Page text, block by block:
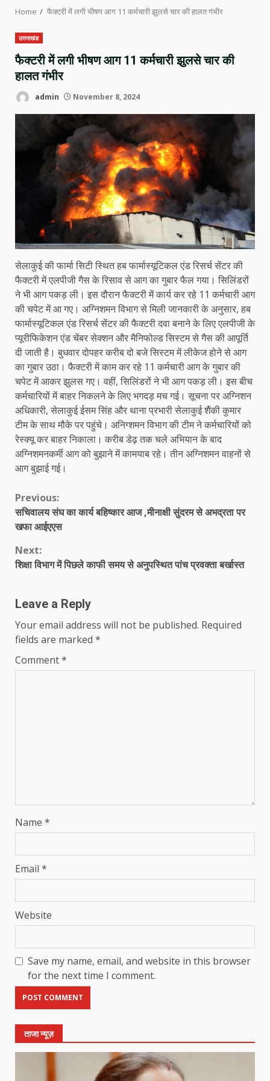
Home फैक्टरी में लगी भीषण आग 11 कर्मचारी झुलसे चार की हालत गंभीर
उत्तराखंड
फैक्टरी में लगी भीषण आग 11 कर्मचारी झुलसे चार की
हालत गंभीर
admin November 8, 2024
सेलाकुई की फार्मा सिटी स्थित हब फार्मास्यूटिकल एंड रिसर्च सेंटर की
फैक्टरी में एलपीजी गैस के रिसाव से आग का गुबार फैल गया। सिलिंडरों
ने भी आग पकड़ ली। इस दौरान फैक्टरी में कार्य कर रहे 11 कर्मचारी आग
की चपेट में आ गए। अग्निशमन विभाग से मिली जानकारी के अनुसार, हब
फार्मास्यूटिकल एंड रिसर्च सेंटर की फैक्टरी दवा बनाने के लिए एलपीजी के
प्यूरीफिकेशन एंड चेंबर सेक्शन और मैनिफोल्ड सिस्टम से गैस की आपूर्ति
दी जाती है। बुधवार दोपहर करीब दो बजे सिस्टम में लीकेज होने से आग
का गुबार उठा। फैक्टरी में काम कर रहे 11 कर्मचारी आग के गुबार की
चपेट में आकर झुलस गए। वहीं, सिलिंडरों ने भी आग पकड़ ली। इस बीच
कर्मचारियों में बाहर निकलने के लिए भगदड़ मच गई। सूचना पर अग्निशन
अधिकारी, सेलाकुई ईसम सिंह और थाना प्रभारी सेलाकुई शैंकी कुमार
टीम के साथ मौके पर पहुंचे। अनिग्शमन विभाग की टीम ने कर्मचारियों को
रेस्क्यू कर बाहर निकाला। करीब डेढ़ तक चले अभियान के बाद
अग्निशमनकर्मी आग को बुझाने में कामयाब रहे। तीन अग्निशमन वाहनों से
आग बुझाई गई।
Continue
Reading
Previous:
सचिवालय संघ का कार्य बहिष्कार आज ,मीनाक्षी सुंदरम से अभद्रता पर
खफा आईएएस
Next:
शिक्षा विभाग में पिछले काफी समय से अनुपस्थित पांच प्रवक्ता बर्खास्त
Leave a Reply
Your email address will not be published. Required
fields are marked *
Comment*
Name *
Email *
Website
Save my name, email, and website in this browser
for the next time I comment.
ताजा न्यूज़